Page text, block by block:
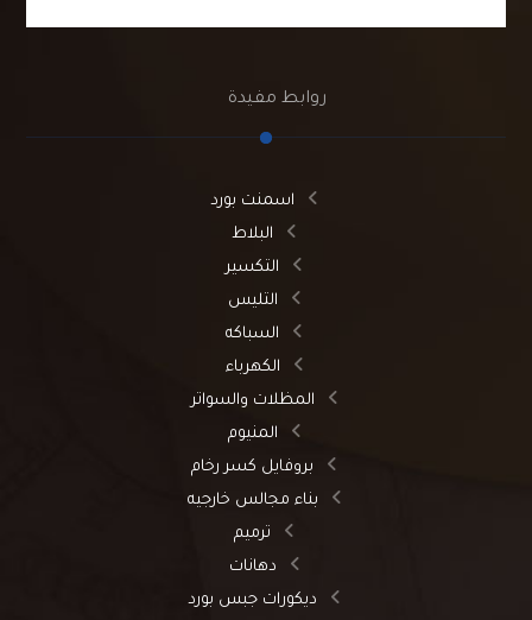
روابط مفيدة
اسمنت بورد
البلاط
التكسير
التليس
السباكه
الكهرباء
المظلات والسواتر
المنيوم
بروفايل كسر رخام
بناء مجالس خارجيه
ترميم
دهانات
ديكورات جبس بورد